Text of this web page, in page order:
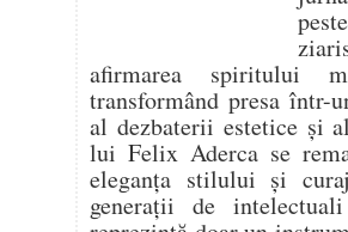
afirmarea spiritului
transformând presa
al dezbaterii estetice și
lui Felix Aderca se
eleganța stilului și
generații de